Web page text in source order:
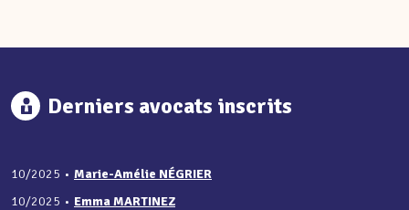
Derniers avocats inscrits
10/2025 • Marie-Amélie NÉGRIER
10/2025 • Emma MARTINEZ